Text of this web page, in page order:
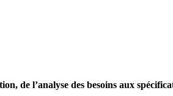
de l’analyse des besoins aux